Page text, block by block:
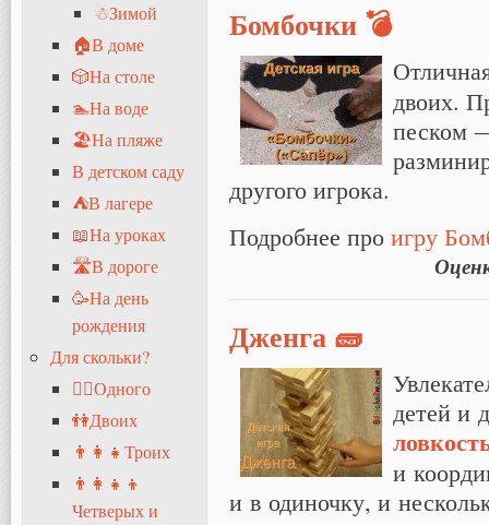
Бомбочки 💣
двоих.
песком
другого игрока.
Подробнее про игру
Дженга 🧱
детей и
и
и в одиночку, и
☃Зимой
🏠В доме
🎲На столе
🏊На воде
🏖На пляже
В детском саду
⛺В лагере
📖На уроках
🛣В дороге
🥳На день
рождения
Для скольки?
🧍‍♂️Одного
👫Двоих
👨‍👩‍👧Троих
👨‍👩‍👧‍👦
Четверых и